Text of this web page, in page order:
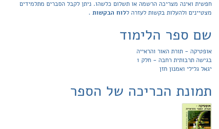
חפשית ואינה מצריכה הרשמה או תשלום כלשהו. ניתן לקבל הסברים מתלמידים
מצטיינים ולהעלות בקשות לעזרה ללוח הבקשות .
שם ספר הלימוד
אופטיקה - תורת האור והראייה
בגישה תרבותית רחבה - חלק 1
יגאל גלילי ואמנון חזן
תמונת הכריכה של הספר